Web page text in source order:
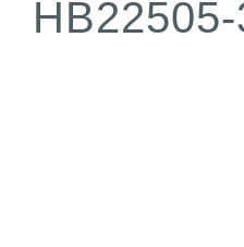
HB22505-